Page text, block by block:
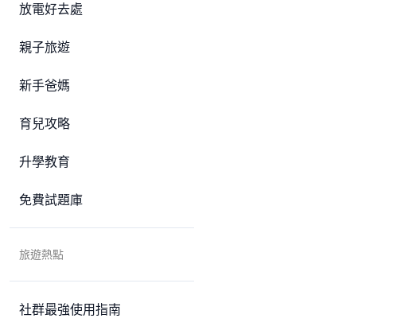
放電好去處
親子旅遊
新手爸媽
育兒攻略
升學教育
免費試題庫
旅遊熱點
社群最強使用指南